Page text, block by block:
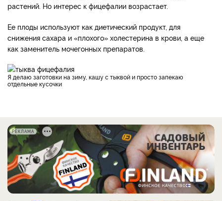
растений. Но интерес к фицефалии возрастает.
Ее плоды используют как диетический продукт, для
снижения сахара и «плохого» холестерина в крови, а еще
как заменитель мочегонных препаратов.
Я делаю заготовки на зиму, кашу с тыквой и просто запекаю
отдельные кусочки
РЕКЛАМА